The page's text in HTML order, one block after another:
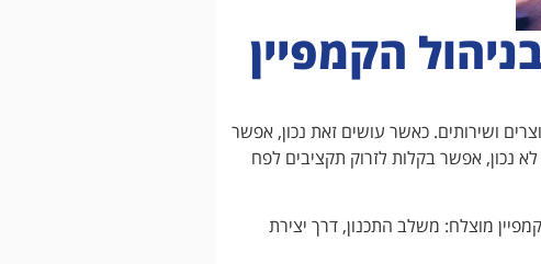
הקמפיין
ושירותים. כאשר עושים זאת נכון, אפשר
נכון, אפשר בקלות לזרוק תקציבים לפח
מוצלח: משלב התכנון, דרך יצירת